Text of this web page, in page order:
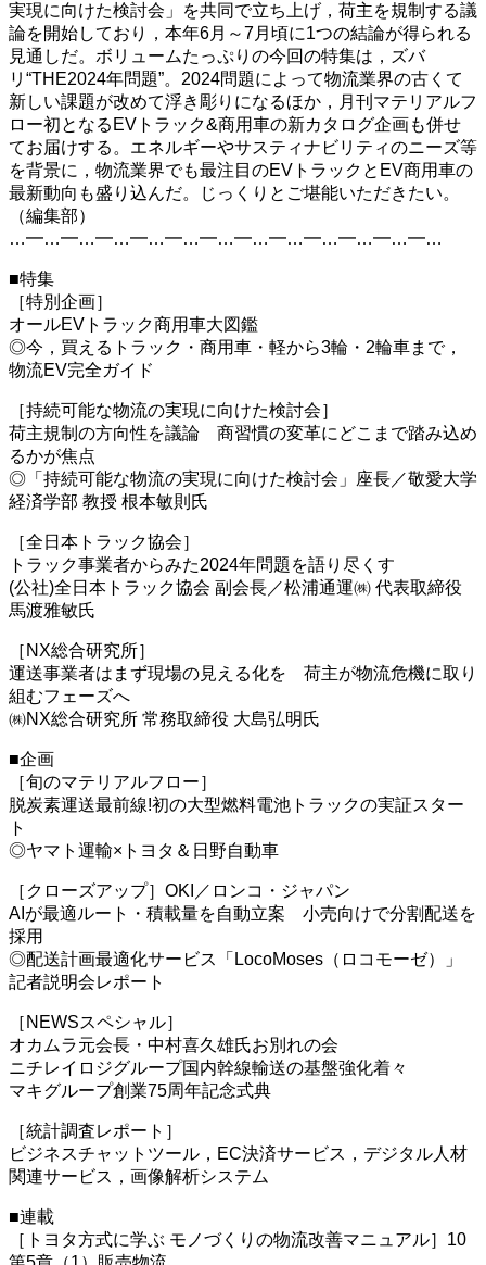
実現に向けた検討会」を共同で立ち上げ，荷主を規制する議
論を開始しており，本年6月～7月頃に1つの結論が得られる
見通しだ。ボリュームたっぷりの今回の特集は，ズバ
リ“THE2024年問題”。2024問題によって物流業界の古くて
新しい課題が改めて浮き彫りになるほか，月刊マテリアルフ
ロー初となるEVトラック&商用車の新カタログ企画も併せ
てお届けする。エネルギーやサスティナビリティのニーズ等
を背景に，物流業界でも最注目のEVトラックとEV商用車の
最新動向も盛り込んだ。じっくりとご堪能いただきたい。
（編集部）
…━…━…━…━…━…━…━…━…━…━…━…━…
■特集
［特別企画］
オールEVトラック商用車大図鑑
◎今，買えるトラック・商用車・軽から3輪・2輪車まで，
物流EV完全ガイド
［持続可能な物流の実現に向けた検討会］
荷主規制の方向性を議論 商習慣の変革にどこまで踏み込め
るかが焦点
◎「持続可能な物流の実現に向けた検討会」座長／敬愛大学
経済学部 教授 根本敏則氏
［全日本トラック協会］
トラック事業者からみた2024年問題を語り尽くす
(公社)全日本トラック協会 副会長／松浦通運㈱ 代表取締役
馬渡雅敏氏
［NX総合研究所］
運送事業者はまず現場の見える化を 荷主が物流危機に取り
組むフェーズへ
㈱NX総合研究所 常務取締役 大島弘明氏
■企画
［旬のマテリアルフロー］
脱炭素運送最前線!初の大型燃料電池トラックの実証スター
ト
◎ヤマト運輸×トヨタ＆日野自動車
［クローズアップ］OKI／ロンコ・ジャパン
AIが最適ルート・積載量を自動立案 小売向けで分割配送を
採用
◎配送計画最適化サービス「LocoMoses（ロコモーゼ）」
記者説明会レポート
［NEWSスペシャル］
オカムラ元会長・中村喜久雄氏お別れの会
ニチレイロジグループ国内幹線輸送の基盤強化着々
マキグループ創業75周年記念式典
［統計調査レポート］
ビジネスチャットツール，EC決済サービス，デジタル人材
関連サービス，画像解析システム
■連載
［トヨタ方式に学ぶ モノづくりの物流改善マニュアル］10